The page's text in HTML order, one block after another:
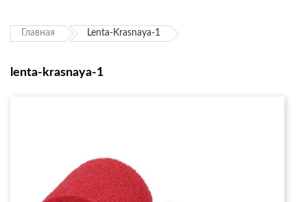
Главная Lenta-Krasnaya-1
lenta-krasnaya-1